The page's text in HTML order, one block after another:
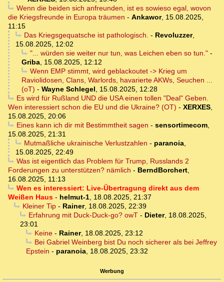
Wenn die beiden sich anfreunden, ist es sowieso egal, wovon
die Kriegsfreunde in Europa träumen - Ankawor, 15.08.2025,
11:15
Das Kriegsgequatsche ist pathologisch. - Revoluzzer,
15.08.2025, 12:02
"... würden sie weiter nur tun, was Leichen eben so tun."-
Griba, 15.08.2025, 12:12
Wenn EMP stimmt, wird geblackoutet -> Krieg um
Raviolidosen, Clans, Warlords, havarierte AKWs, Seuchen ...
(oT) - Wayne Schlegel, 15.08.2025, 12:28
Es wird für Rußland UND die USA einen tollen "Deal" Geben.
Wen interessiert schon die EU und die Ukraine? (OT) - XERXES,
15.08.2025, 20:06
Eines kann ich dir mit Bestimmtheit sagen - sensortimecom,
15.08.2025, 21:31
Mutmaßliche ukrainische Verlustzahlen - paranoia,
15.08.2025, 22:49
Was ist eigentlich das Problem für Trump, Russlands 2
Forderungen zu unterstützen? nämlich - BerndBorchert,
16.08.2025, 11:13
Wen es interessiert: Live-Übertragung direkt aus dem
Weißen Haus - helmut-1, 18.08.2025, 21:37
Kleiner Tip- Rainer, 18.08.2025, 22:39
Erfahrung mit Duck-Duck-go? owT- Dieter, 18.08.2025,
23:01
Keine- Rainer, 18.08.2025, 23:12
Bei Gabriel Weinberg bist Du noch sicherer als bei Jeffrey
Epstein - paranoia, 18.08.2025, 23:32
Werbung